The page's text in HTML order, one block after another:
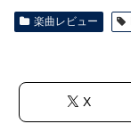
楽曲レビュー
X